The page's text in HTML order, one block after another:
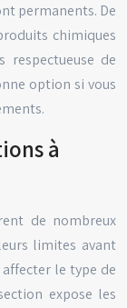
permanents. De
chimiques
de
option si vous
à
de nombreux
limites avant
le type de
expose les